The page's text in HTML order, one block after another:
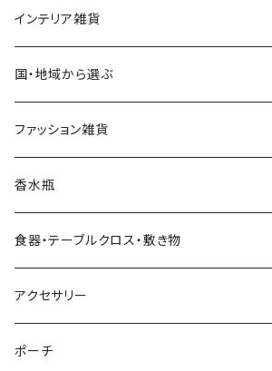
ハワイアンクリスマス雑貨
クリスマスツリー
ヌードツリー（飾りなし）
そのまま飾れるツリー
クリスマスオーナメント・飾り
くるみ割り人形オーナメント
不思議の国のアリスオーナメント
クリスマスオブジェ・置物
スノードーム
スノードーム（LEDライト付き）
クリスマスリース
クリスマスミュージックオブジェ（音楽付きオブ
オルゴールタイプ
クリスマスイルミネーションライト
インテリア雑貨
置物・オブジェ
小物入れ・小物置き
スマホスタンド
ウォールアート（壁飾り）
ジュエリースタンド
キャンドルスタンド
国・地域から選ぶ
イタリア
チェコ
オランダ
ハワイ
ネパール
ファッション雑貨
ピアス
腕時計
バッグ
ミニトートバッグ
スリッパ
香水瓶
食器・テーブルクロス・敷き物
カップ・ソーサー
お皿（プレート）
アクセサリー
ピアス
ポーチ